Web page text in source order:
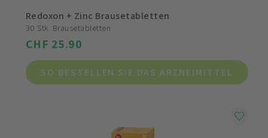
Redoxon + Zinc Brausetabletten
30 Stk. Brausetabletten
CHF 25.90
SO BESTELLEN SIE DAS ARZNEIMITTEL